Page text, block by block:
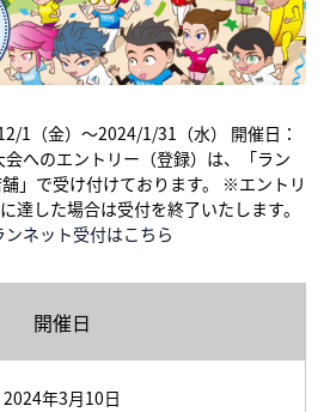
1（金）～2024/1/31（水） 開催日：
へのエントリー（登録）は、「ラン
」で受け付けております。 ※エントリ
達した場合は受付を終了いたします。
ンネット受付はこちら
開催日
2024年3月10日